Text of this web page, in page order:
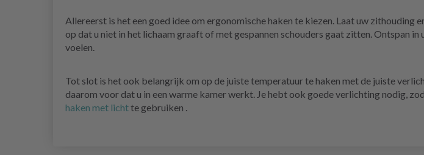
Allereerst is het een goed idee om ergonomische haken te kiezen. Laat uw zithouding
op dat u niet in het lichaam graaft of met gespannen schouders gaat zitten. Ontspan
voelen.
Tot slot is het ook belangrijk om op de juiste temperatuur te haken met de juiste
daarom voor dat u in een warme kamer werkt. Je hebt ook goede verlichting nodig,
haken met lichtte gebruiken